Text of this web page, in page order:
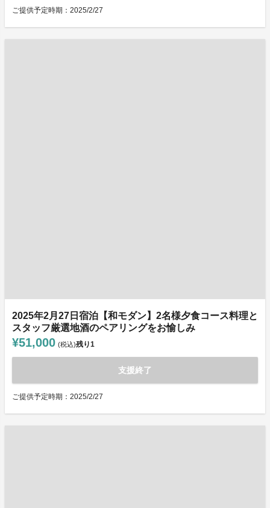
ご提供予定時期：2025/2/27
2025年2月27日宿泊【和モダン】2名様夕食コース料理と
スタッフ厳選地酒のペアリングをお愉しみ
¥51,000 (税込)残り1
支援終了
ご提供予定時期：2025/2/27